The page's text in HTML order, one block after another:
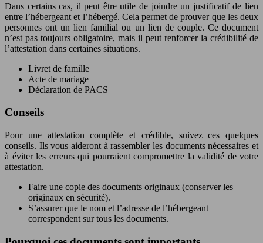
Dans certains cas, il peut être utile de joindre un justificatif de lien
entre l’hébergeant et l’hébergé. Cela permet de prouver que les deux
personnes ont un lien familial ou un lien de couple. Ce document
n’est pas toujours obligatoire, mais il peut renforcer la crédibilité de
l’attestation dans certaines situations.
Livret de famille
Acte de mariage
Déclaration de PACS
Conseils
Pour une attestation complète et crédible, suivez ces quelques
conseils. Ils vous aideront à rassembler les documents nécessaires et
à éviter les erreurs qui pourraient compromettre la validité de votre
attestation.
Faire une copie des documents originaux (conserver les
originaux en sécurité).
S’assurer que le nom et l’adresse de l’hébergeant
correspondent sur tous les documents.